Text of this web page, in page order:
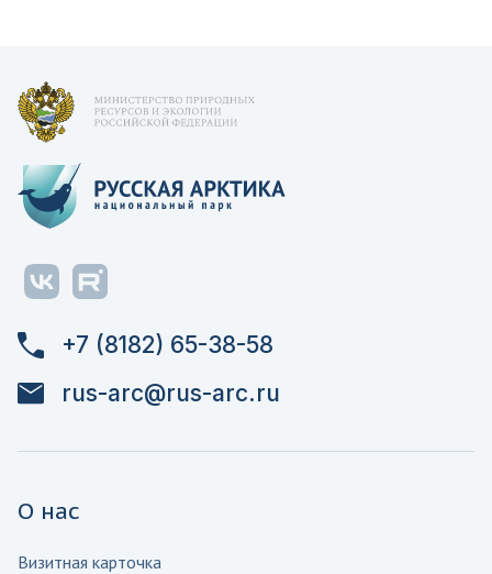
+7 (8182) 65-38-58
rus-arc@rus-arc.ru
О нас
Визитная карточка